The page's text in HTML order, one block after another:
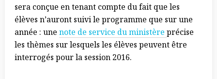
sera conçue en tenant compte du fait que les
élèves n’auront suivi le programme que sur une
année : une note de service du ministère précise
les thèmes sur lesquels les élèves peuvent être
interrogés pour la session 2016.